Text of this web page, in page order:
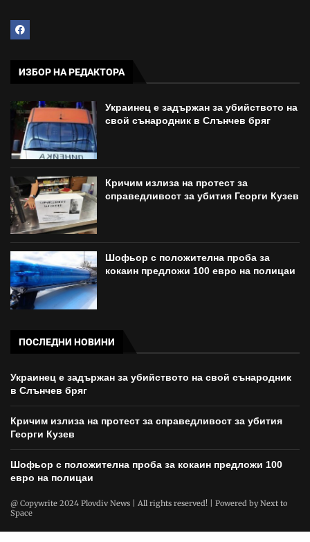
ИЗБОР НА РЕДАКТОРА
Украинец е задържан за убийството на
свой сънародник в Слънчев бряг
Кричим излиза на протест за
справедливост за убития Георги Кузев
Шофьор с положителна проба за
кокаин предложи 100 евро на полицаи
ПОСЛЕДНИ НОВИНИ
Украинец е задържан за убийството на свой сънародник
в Слънчев бряг
Кричим излиза на протест за справедливост за убития
Георги Кузев
Шофьор с положителна проба за кокаин предложи 100
евро на полицаи
@ Copywrite 2024 Plovdiv News | All rights reserved! | Powered byNext to
Space